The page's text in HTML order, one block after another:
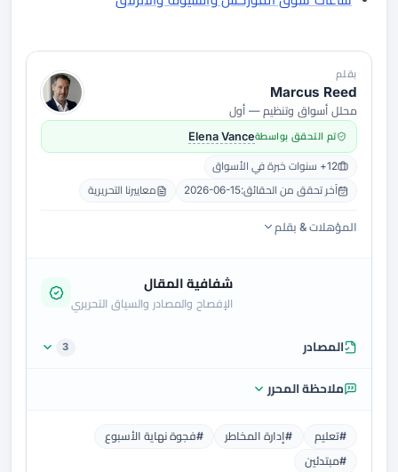
بقلم
Marcus Reed
محلل أسواق وتنظيم — أول
تم التحقق بواسطةElena Vance
12+ سنوات خبرة في الأسواق
آخر تحقق من الحقائق:2026-06-15 معاييرنا التحريرية
المؤهلات & بقلم
شفافية المقال
الإفصاح والمصادر والسياق التحريري
المصادر 3
ملاحظة المحرر
#تعليم #إدارة المخاطر
#فجوة نهاية الأسبوع
#مبتدئين